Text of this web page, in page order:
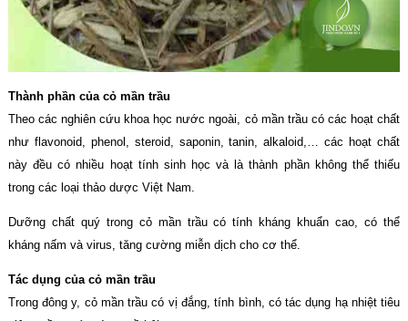
Thành phần của cỏ mần trầu
Theo các nghiên cứu khoa học nước ngoài, cỏ mần trầu có các hoạt chất
như flavonoid, phenol, steroid, saponin, tanin, alkaloid,… các hoạt chất
này đều có nhiều hoạt tính sinh học và là thành phần không thể thiếu
trong các loại thảo dược Việt Nam.
Dưỡng chất quý trong cỏ mần trầu có tính kháng khuẩn cao, có thể
kháng nấm và virus, tăng cường miễn dịch cho cơ thể.
Tác dụng của cỏ mần trầu
Trong đông y, cỏ mần trầu có vị đắng, tính bình, có tác dụng hạ nhiệt tiêu